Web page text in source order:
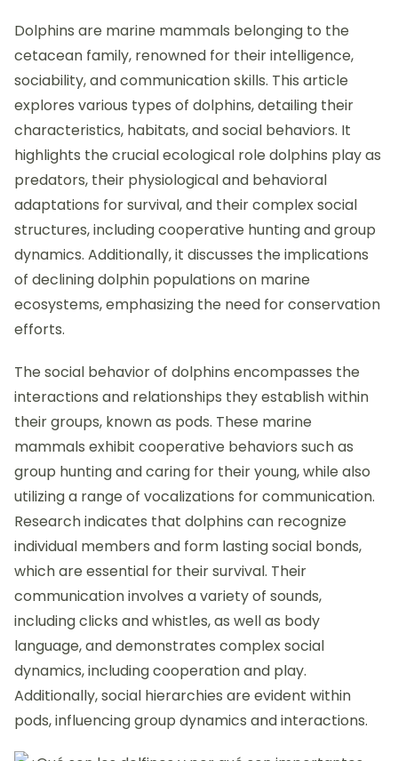
Dolphins are marine mammals belonging to the
cetacean family, renowned for their intelligence,
sociability, and communication skills. This article
explores various types of dolphins, detailing their
characteristics, habitats, and social behaviors. It
highlights the crucial ecological role dolphins play as
predators, their physiological and behavioral
adaptations for survival, and their complex social
structures, including cooperative hunting and group
dynamics. Additionally, it discusses the implications
of declining dolphin populations on marine
ecosystems, emphasizing the need for conservation
efforts.
The social behavior of dolphins encompasses the
interactions and relationships they establish within
their groups, known as pods. These marine
mammals exhibit cooperative behaviors such as
group hunting and caring for their young, while also
utilizing a range of vocalizations for communication.
Research indicates that dolphins can recognize
individual members and form lasting social bonds,
which are essential for their survival. Their
communication involves a variety of sounds,
including clicks and whistles, as well as body
language, and demonstrates complex social
dynamics, including cooperation and play.
Additionally, social hierarchies are evident within
pods, influencing group dynamics and interactions.